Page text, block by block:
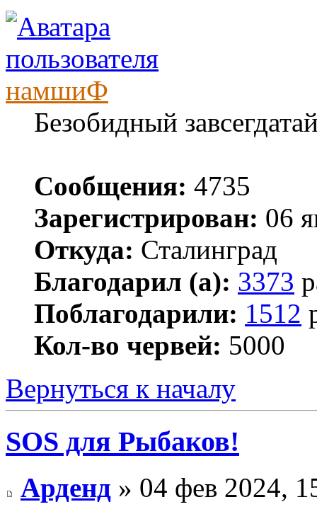
намшиФ
Безобидный
Сообщения: 4735
Зарегистрирован: 06
Откуда: Сталинград
Благодарил (а): 3373
Поблагодарили: 1512
Кол-во червей: 5000
Вернуться к началу
SOS для Рыбаков!
Арденд » 04 фев 2024,